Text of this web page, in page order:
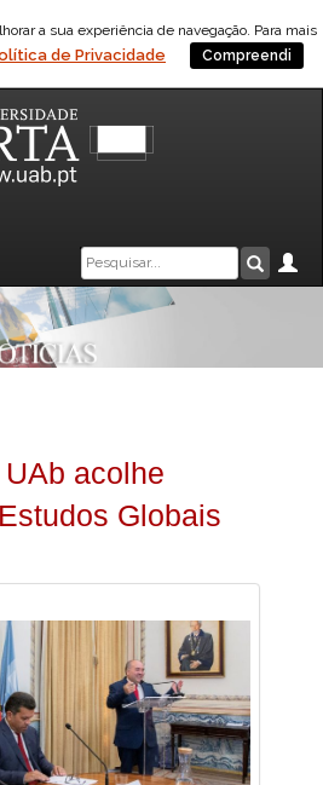
a sua experiência de navegação. Para mais
de Privacidade Compreendi
Caixa
de
pesquisa
acolhe
Globais